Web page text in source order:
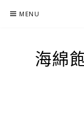
MENU
海綿